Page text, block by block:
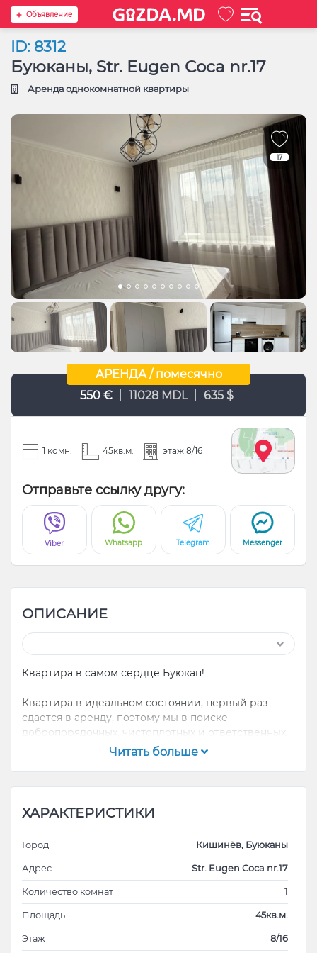
Oбъявление
ID: 8312
Буюканы, Str. Eugen Coca nr.17
Аренда однокомнатной квартиры
17
АРЕНДА / помесячно
550 €
11028 MDL 635 $
1 комн. 45кв.м. этаж 8/16
Отправьте ссылку другу:
Viber Whatsapp Telegram Messenger
ОПИСАНИЕ
Квартира в самом сердце Буюкан!
Квартира в идеальном состоянии, первый раз
сдается в аренду, поэтому мы в поиске
добропорядочных, чистоплотных и ответственных
индукционная плита, кондиционер, все удобства
для комфортного проживания.
Кровать 180*200 (имеет хранение)
Шкаф с двумя отдельными секциями, по мимо
основных полок.
Допускается проживание с питомцами, обсудим на
месте.
Читать больше
ХАРАКТЕРИСТИКИ
Город Кишинёв, Буюканы
Адрес Str. Eugen Coca nr.17
Количество комнат 1
Площадь 45кв.м.
Этаж 8/16